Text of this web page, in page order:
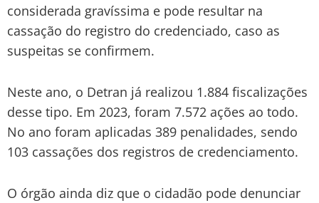
considerada gravíssima e pode resultar na
cassação do registro do credenciado, caso as
suspeitas se confirmem.
Neste ano, o Detran já realizou 1.884 fiscalizações
desse tipo. Em 2023, foram 7.572 ações ao todo.
No ano foram aplicadas 389 penalidades, sendo
103 cassações dos registros de credenciamento.
O órgão ainda diz que o cidadão pode denunciar